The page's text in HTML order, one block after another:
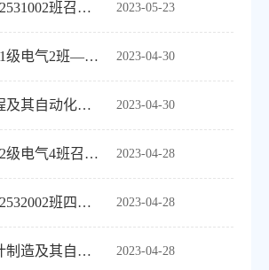
2023-05-23
机电工程学院22531002班召开“期末准备工作”主题班会
2023-04-30
机电工程学院21级电气2班——五一劳动节学生假期安全教育主题班会
2023-04-30
2021级电气工程及其自动化专业三班专业讲座及4月班会
2023-04-28
机电工程学院22级电气4班召开“五一安全教育”主题班会
2023-04-28
机电工程学院22532002班四月主题班会“防电信诈骗”
2023-04-28
2022级机械设计制造及其自动化专业5、6班4月班会